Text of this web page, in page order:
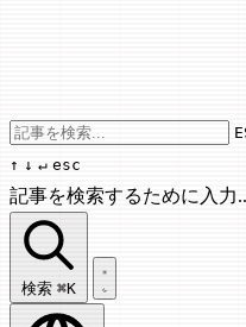
↑ ↓ ↵ esc
記事を検索するために入力
記事を検索...
検索 ⌘K